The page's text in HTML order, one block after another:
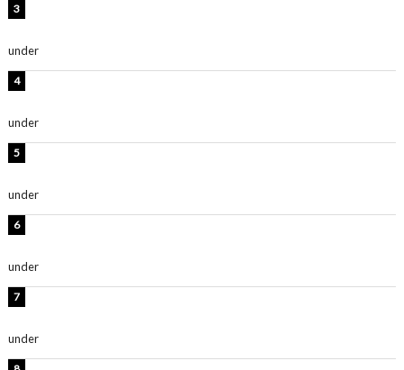
under
under
under
under
under